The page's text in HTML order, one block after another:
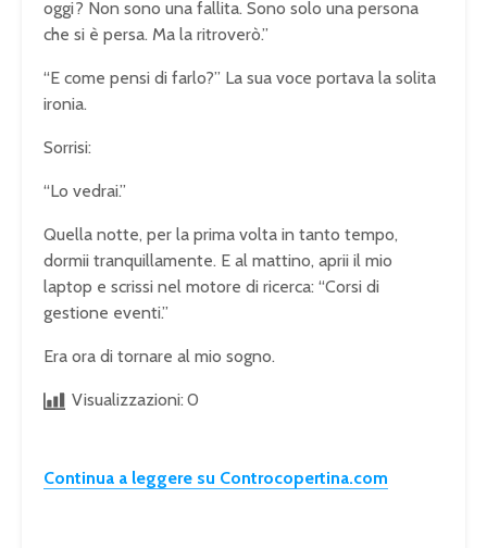
oggi? Non sono una fallita. Sono solo una persona
che si è persa. Ma la ritroverò.”
“E come pensi di farlo?” La sua voce portava la solita
ironia.
Sorrisi:
“Lo vedrai.”
Quella notte, per la prima volta in tanto tempo,
dormii tranquillamente. E al mattino, aprii il mio
laptop e scrissi nel motore di ricerca: “Corsi di
gestione eventi.”
Era ora di tornare al mio sogno.
Visualizzazioni: 0
Continua a leggere su Controcopertina.com